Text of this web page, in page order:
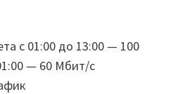
с 01:00 до 13:00 — 100
— 60 Мбит/с